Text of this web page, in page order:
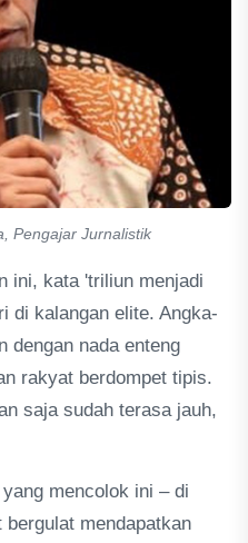
Pengajar Jurnalistik
ini, kata 'triliun menjadi
di kalangan elite. Angka-
dengan nada enteng
rakyat berdompet tipis.
saja sudah terasa jauh,
mencolok ini – di
mendapatkan